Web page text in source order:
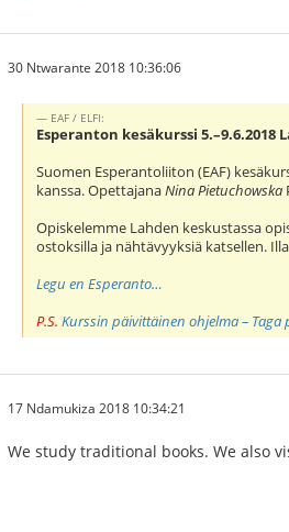
30 Ntwarante 2018 10:36:06
EAF / ELFI:
Esperanton kesäkurssi
Suomen Esperantoliiton (EAF)
kanssa. OpettajanaNina Pietuchowska
Opiskelemme Lahden keskustassa
ostoksilla ja nähtävyyksiä katsellen.
Legu en Esperanto…
P.S. Kurssin päivittäinen ohjelma – Taga
17 Ndamukiza 2018 10:34:21
We study traditional books. We also